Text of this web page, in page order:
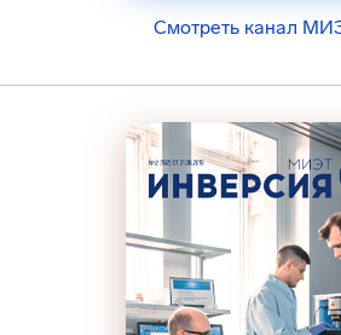
Смотреть канал